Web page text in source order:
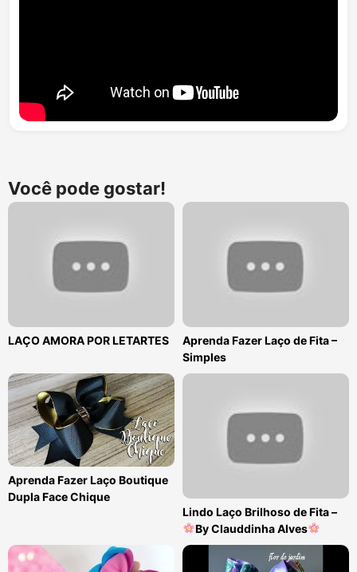
Você pode gostar!
LAÇO AMORA POR LETARTES
Aprenda Fazer Laço de Fita –
Simples
Aprenda Fazer Laço Boutique
Dupla Face Chique
Lindo Laço Brilhoso de Fita –
By Clauddinha Alves